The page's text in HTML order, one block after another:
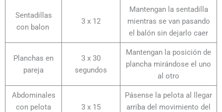
Sentadillas
con balon
3 x 12
Mantengan la sentadilla
mientras se van pasando
el balón sin dejarlo caer
Planchas en
pareja
3 x 30
segundos
Mantengan la posición de
plancha mirándose el uno
al otro
Abdominales
con pelota
3 x 15
Pásense la pelota al llegar
arriba del movimiento del